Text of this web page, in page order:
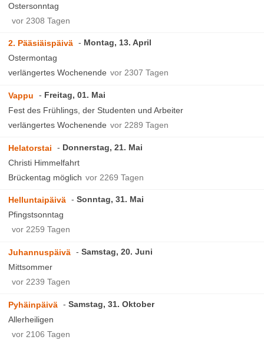
Ostersonntag
vor 2308 Tagen
2. Pääsiäispäivä
Montag, 13. April
Ostermontag
verlängertes Wochenende vor 2307 Tagen
Vappu
Freitag, 01. Mai
Fest des Frühlings, der Studenten und Arbeiter
verlängertes Wochenende vor 2289 Tagen
Helatorstai
Donnerstag, 21. Mai
Christi Himmelfahrt
Brückentag möglich vor 2269 Tagen
Helluntaipäivä
Sonntag, 31. Mai
Pfingstsonntag
vor 2259 Tagen
Juhannuspäivä
Samstag, 20. Juni
Mittsommer
vor 2239 Tagen
Pyhäinpäivä
Samstag, 31. Oktober
Allerheiligen
vor 2106 Tagen